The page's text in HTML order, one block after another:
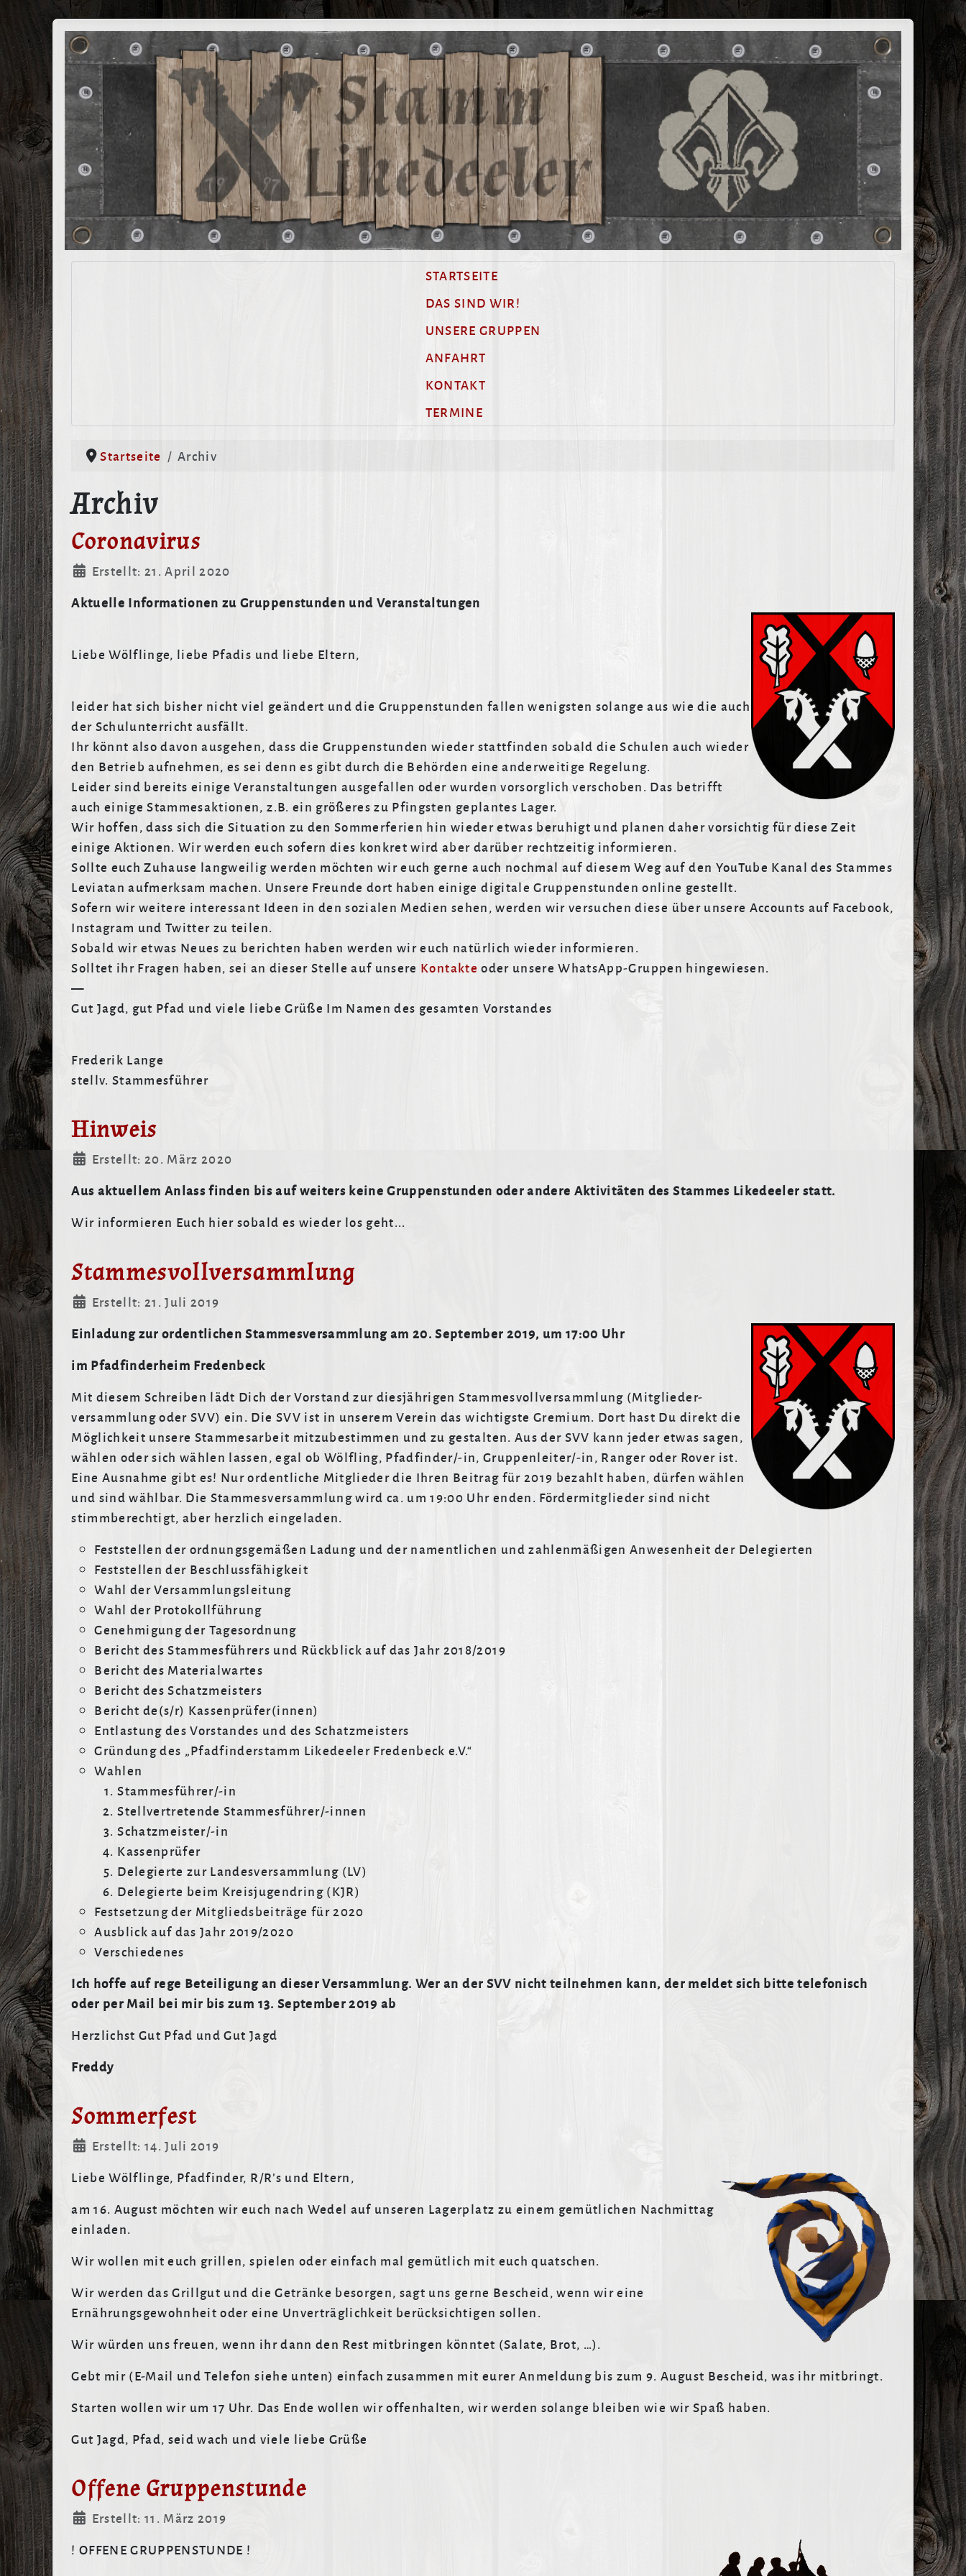
STARTSEITE
DAS SIND WIR!
UNSERE GRUPPEN
ANFAHRT
KONTAKT
TERMINE
Startseite Archiv
Archiv
Coronavirus
DetailsErstellt: 21. April 2020
Aktuelle Informationen zu Gruppenstunden und Veranstaltungen
Liebe Wölflinge, liebe Pfadis und liebe Eltern,
leider hat sich bisher nicht viel geändert und die Gruppenstunden fallen wenigsten solange aus wie die auch
der Schulunterricht ausfällt.
Ihr könnt also davon ausgehen, dass die Gruppenstunden wieder stattfinden sobald die Schulen auch wieder
den Betrieb aufnehmen, es sei denn es gibt durch die Behörden eine anderweitige Regelung.
Leider sind bereits einige Veranstaltungen ausgefallen oder wurden vorsorglich verschoben. Das betrifft
auch einige Stammesaktionen, z.B. ein größeres zu Pfingsten geplantes Lager.
Wir hoffen, dass sich die Situation zu den Sommerferien hin wieder etwas beruhigt und planen daher vorsichtig für diese Zeit
einige Aktionen. Wir werden euch sofern dies konkret wird aber darüber rechtzeitig informieren.
Sollte euch Zuhause langweilig werden möchten wir euch gerne auch nochmal auf diesem Weg auf den YouTube Kanal des Stammes
Leviatan aufmerksam machen. Unsere Freunde dort haben einige digitale Gruppenstunden online gestellt.
Sofern wir weitere interessant Ideen in den sozialen Medien sehen, werden wir versuchen diese über unsere Accounts auf Facebook,
Instagram und Twitter zu teilen.
Sobald wir etwas Neues zu berichten haben werden wir euch natürlich wieder informieren.
Solltet ihr Fragen haben, sei an dieser Stelle auf unsere Kontakte oder unsere WhatsApp-Gruppen hingewiesen.
—
Gut Jagd, gut Pfad und viele liebe Grüße Im Namen des gesamten Vorstandes
Frederik Lange
stellv. Stammesführer
Hinweis
DetailsErstellt: 20. März 2020
Aus aktuellem Anlass finden bis auf weiters keine Gruppenstunden oder andere Aktivitäten des Stammes Likedeeler statt.
Wir informieren Euch hier sobald es wieder los geht...
Stammesvollversammlung
DetailsErstellt: 21. Juli 2019
Einladung zur ordentlichen Stammesversammlung am 20. September 2019, um 17:00 Uhr
im Pfadfinderheim Fredenbeck
Mit diesem Schreiben lädt Dich der Vorstand zur diesjährigen Stammesvollversammlung (Mitglieder-
versammlung oder SVV) ein. Die SVV ist in unserem Verein das wichtigste Gremium. Dort hast Du direkt die
Möglichkeit unsere Stammesarbeit mitzubestimmen und zu gestalten. Aus der SVV kann jeder etwas sagen,
wählen oder sich wählen lassen, egal ob Wölfling, Pfadfinder/-in, Gruppenleiter/-in, Ranger oder Rover ist.
Eine Ausnahme gibt es! Nur ordentliche Mitglieder die Ihren Beitrag für 2019 bezahlt haben, dürfen wählen
und sind wählbar. Die Stammesversammlung wird ca. um 19:00 Uhr enden. Fördermitglieder sind nicht
stimmberechtigt, aber herzlich eingeladen.
Feststellen der ordnungsgemäßen Ladung und der namentlichen und zahlenmäßigen Anwesenheit der Delegierten
Feststellen der Beschlussfähigkeit
Wahl der Versammlungsleitung
Wahl der Protokollführung
Genehmigung der Tagesordnung
Bericht des Stammesführers und Rückblick auf das Jahr 2018/2019
Bericht des Materialwartes
Bericht des Schatzmeisters
Bericht de(s/r) Kassenprüfer(innen)
Entlastung des Vorstandes und des Schatzmeisters
Gründung des „Pfadfinderstamm Likedeeler Fredenbeck e.V.“
Wahlen
Stammesführer/-in
Stellvertretende Stammesführer/-innen
Schatzmeister/-in
Kassenprüfer
Delegierte zur Landesversammlung (LV)
Delegierte beim Kreisjugendring (KJR)
Festsetzung der Mitgliedsbeiträge für 2020
Ausblick auf das Jahr 2019/2020
Verschiedenes
Ich hoffe auf rege Beteiligung an dieser Versammlung. Wer an der SVV nicht teilnehmen kann, der meldet sich bitte telefonisch
oder per Mail bei mir bis zum 13. September 2019 ab
Herzlichst Gut Pfad und Gut Jagd
Freddy
Sommerfest
DetailsErstellt: 14. Juli 2019
Liebe Wölflinge, Pfadfinder, R/R’s und Eltern,
am 16. August möchten wir euch nach Wedel auf unseren Lagerplatz zu einem gemütlichen Nachmittag
einladen.
Wir wollen mit euch grillen, spielen oder einfach mal gemütlich mit euch quatschen.
Wir werden das Grillgut und die Getränke besorgen, sagt uns gerne Bescheid, wenn wir eine
Ernährungsgewohnheit oder eine Unverträglichkeit berücksichtigen sollen.
Wir würden uns freuen, wenn ihr dann den Rest mitbringen könntet (Salate, Brot, …).
Gebt mir (E-Mail und Telefon siehe unten) einfach zusammen mit eurer Anmeldung bis zum 9. August Bescheid, was ihr mitbringt.
Starten wollen wir um 17 Uhr. Das Ende wollen wir offenhalten, wir werden solange bleiben wie wir Spaß haben.
Gut Jagd, Pfad, seid wach und viele liebe Grüße
Offene Gruppenstunde
DetailsErstellt: 11. März 2019
! OFFENE GRUPPENSTUNDE !